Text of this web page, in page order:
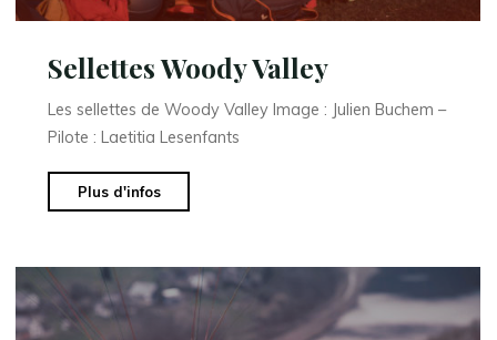
Sellettes Woody Valley
Les sellettes de Woody Valley Image : Julien Buchem –
Pilote : Laetitia Lesenfants
Plus d'infos
Woody